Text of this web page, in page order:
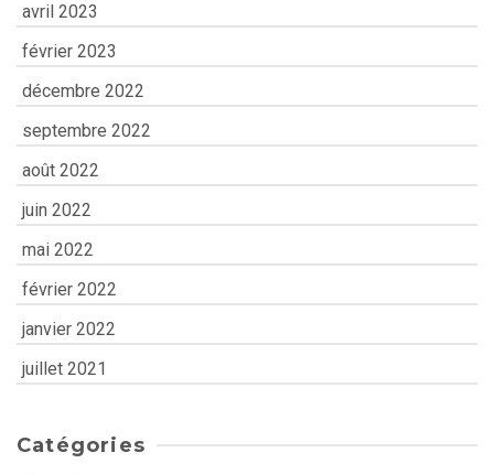
avril 2023
février 2023
décembre 2022
septembre 2022
août 2022
juin 2022
mai 2022
février 2022
janvier 2022
juillet 2021
Catégories